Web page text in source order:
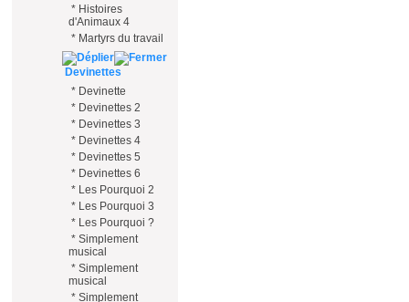
* Histoires
d'Animaux 4
* Martyrs du travail
Devinettes
* Devinette
* Devinettes 2
* Devinettes 3
* Devinettes 4
* Devinettes 5
* Devinettes 6
* Les Pourquoi 2
* Les Pourquoi 3
* Les Pourquoi ?
* Simplement
musical
* Simplement
musical
* Simplement